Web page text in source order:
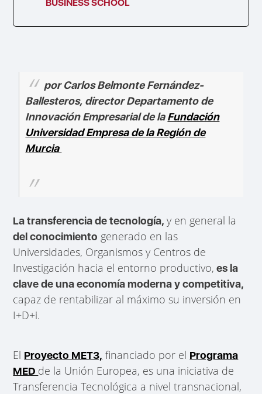
BUSINESS SCHOOL
por Carlos Belmonte Fernández-
Ballesteros, director Departamento de
Innovación Empresarial de laFundación
Universidad Empresa de la Región de
Murcia
La transferencia de tecnología,y en general la
del conocimiento generado en las
Universidades, Organismos y Centros de
Investigación hacia el entorno productivo, es la
clave de una economía moderna y competitiva,
capaz de rentabilizar al máximo su inversión en
I+D+i.
El Proyecto MET3, financiado por el Programa
MED de la Unión Europea, es una iniciativa de
Transferencia Tecnológica a nivel transnacional,